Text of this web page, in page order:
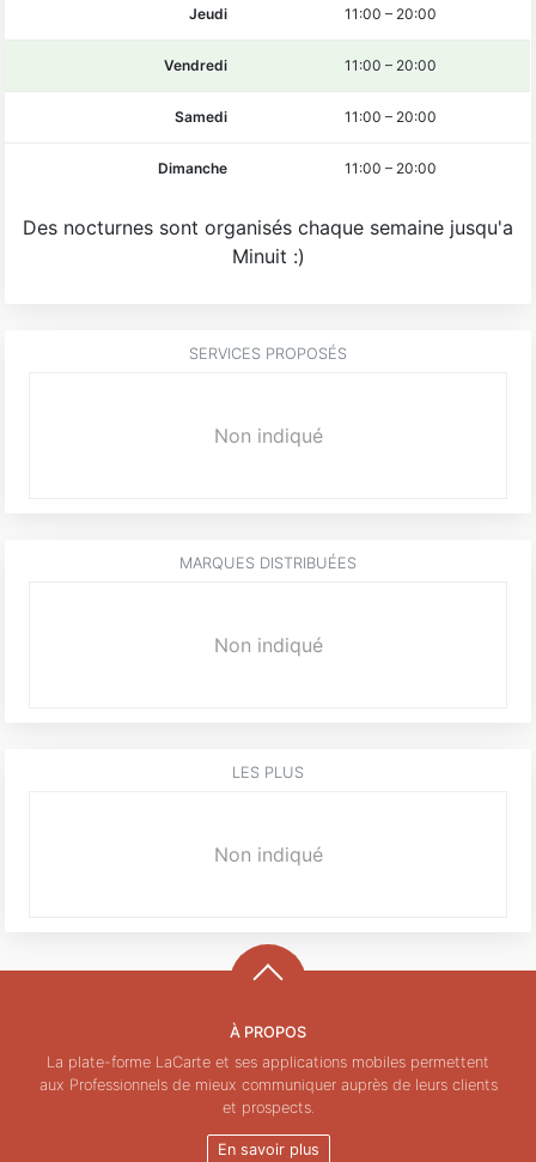
Jeudi 11:00 – 20:00
Vendredi 11:00 – 20:00
Samedi 11:00 – 20:00
Dimanche 11:00 – 20:00
Des nocturnes sont organisés chaque semaine jusqu'a
Minuit :)
SERVICES PROPOSÉS
Non indiqué
MARQUES DISTRIBUÉES
Non indiqué
LES PLUS
Non indiqué
À PROPOS
La plate-forme LaCarte et ses applications mobiles permettent
aux Professionnels de mieux communiquer auprès de leurs clients
et prospects.
En savoir plus